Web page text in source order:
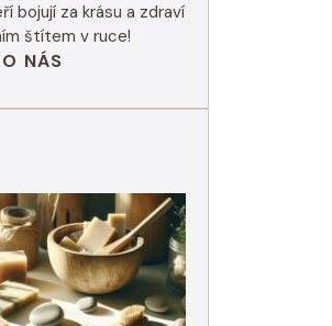
bojují za krásu a zdraví
štítem v ruce!
O NÁS